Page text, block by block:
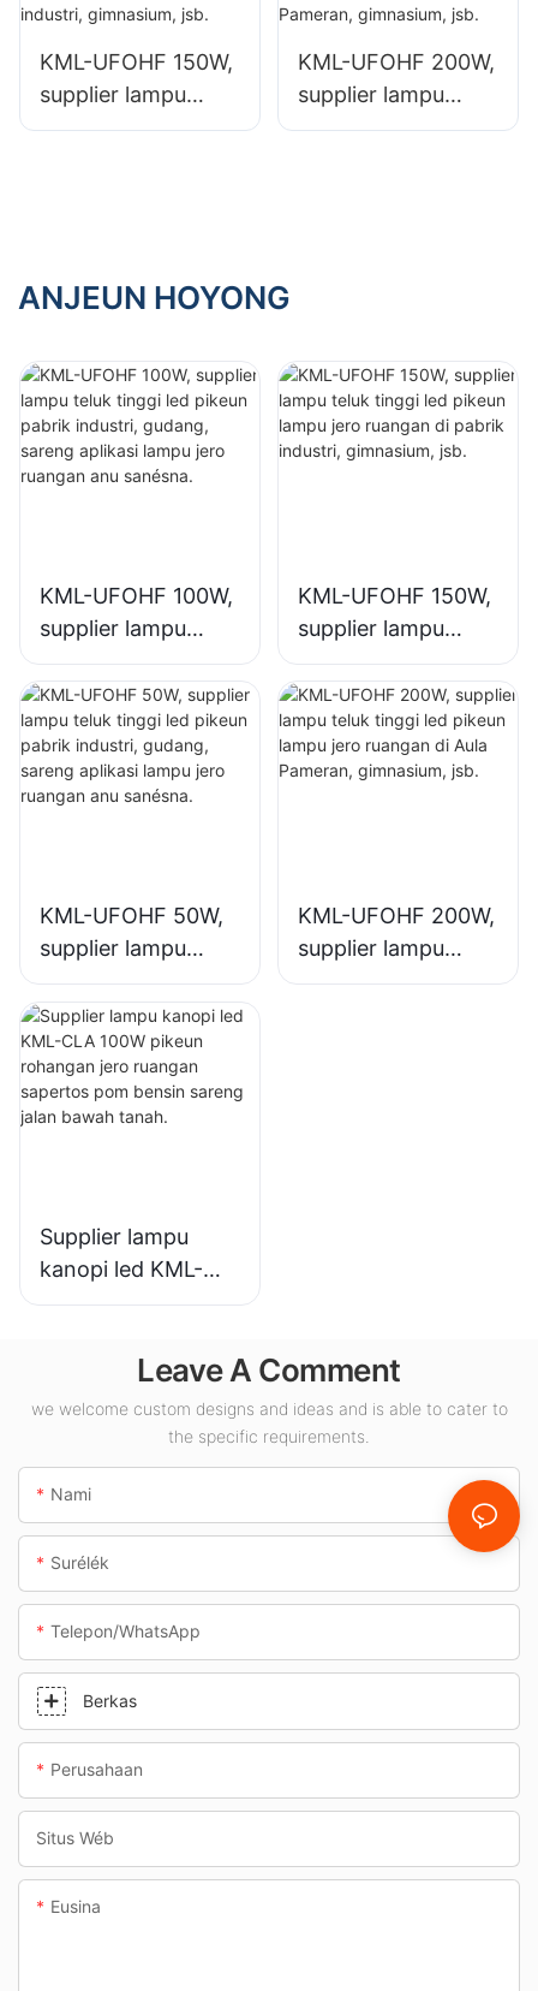
anu sanésna.
anu sanésna.
KML-UFOHF 150W,
supplier lampu
teluk tinggi led
KML-UFOHF 200W,
supplier lampu
teluk tinggi led
ANJEUN HOYONG
KML-UFOHF 100W,
supplier lampu
teluk tinggi led
pikeun pabrik
industri, gudang,
sareng aplikasi
lampu jero ruangan
KML-UFOHF 150W,
supplier lampu
teluk tinggi led
pikeun lampu jero
ruangan di pabrik
industri,
KML-UFOHF 50W,
supplier lampu
teluk tinggi led
pikeun pabrik
industri, gudang,
sareng aplikasi
lampu jero ruangan
KML-UFOHF 200W,
supplier lampu
teluk tinggi led
Supplier lampu
kanopi led KML-
CLA 100W pikeun
ruangan sapertos
pom bensin sareng
jalan bawah tanah.
Leave A Comment
we welcome custom designs and ideas and is able to cater to
the specific requirements.
Nami
Surélék
Telepon/whatsApp
Berkas
Perusahaan
Situs Wéb
Eusina